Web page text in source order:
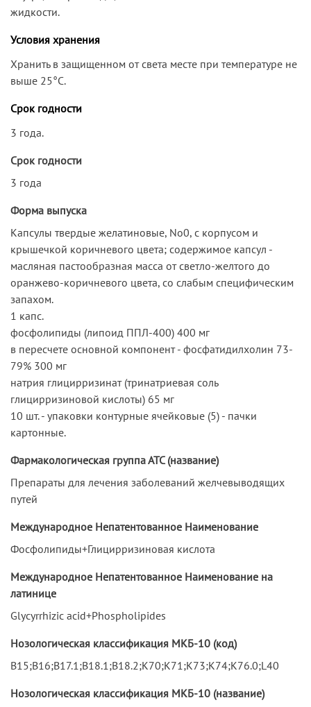
жидкости.
Условия хранения
Хранить в защищенном от света месте при температуре не
выше 25°С.
Срок годности
3 года.
Срок годности
3 года
Форма выпуска
Капсулы твердые желатиновые, No0, с корпусом и
крышечкой коричневого цвета; содержимое капсул -
масляная пастообразная масса от светло-желтого до
оранжево-коричневого цвета, со слабым специфическим
запахом.
1 капс.
фосфолипиды (липоид ППЛ-400) 400 мг
в пересчете основной компонент - фосфатидилхолин 73-
79% 300 мг
натрия глицирризинат (тринатриевая соль
глицирризиновой кислоты) 65 мг
10 шт. - упаковки контурные ячейковые (5) - пачки
картонные.
Фармакологическая группа АТС (название)
Препараты для лечения заболеваний желчевыводящих
путей
Международное Непатентованное Наименование
Фосфолипиды+Глицирризиновая кислота
Международное Непатентованное Наименование на
латинице
Glycyrrhizic acid+Phospholipides
Нозологическая классификация МКБ-10 (код)
B15;B16;B17.1;B18.1;B18.2;K70;K71;K73;K74;K76.0;L40
Нозологическая классификация МКБ-10 (название)